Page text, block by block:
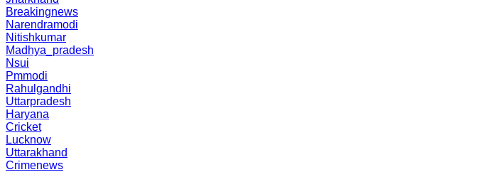
Breakingnews
Narendramodi
Nitishkumar
Madhya_pradesh
Nsui
Pmmodi
Rahulgandhi
Uttarpradesh
Haryana
Cricket
Lucknow
Uttarakhand
Crimenews